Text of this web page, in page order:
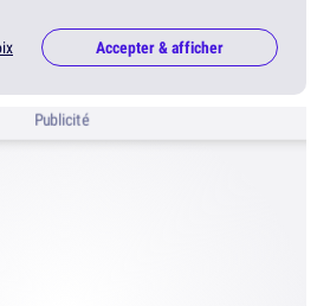
Accepter & afficher
Publicité